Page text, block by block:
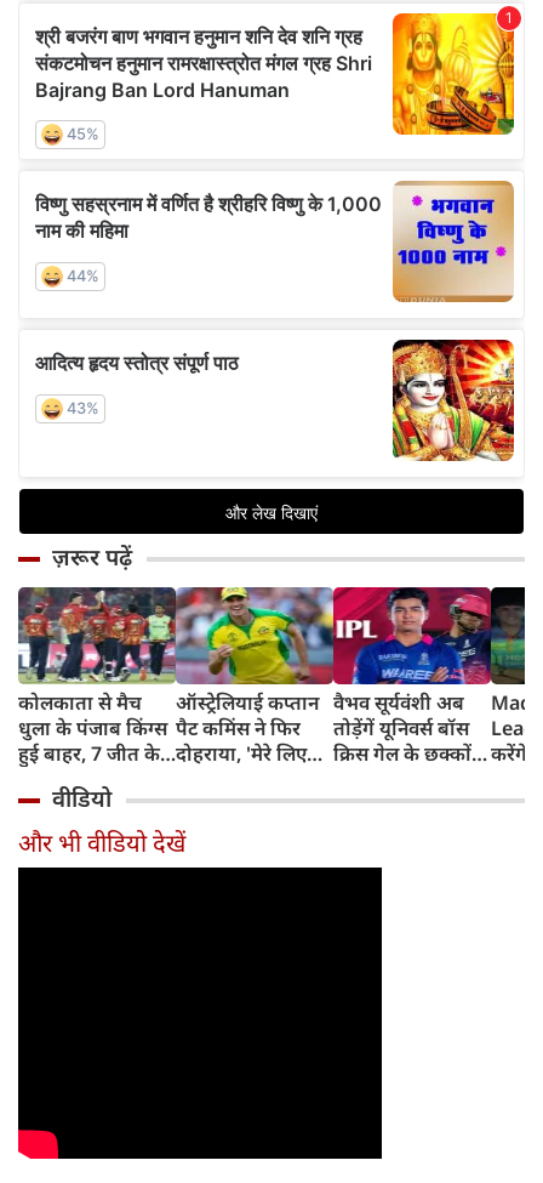
ज़रूर पढ़ें
कोलकाता से मैच
धुला के पंजाब किंग्स
हुई बाहर, 7 जीत के
ऑस्ट्रेलियाई कप्तान
पैट कमिंस ने फिर
दोहराया, 'मेरे लिए
वैभव सूर्यवंशी अब
तोड़ेंगें यूनिवर्स बॉस
क्रिस गेल के छक्कों
करेंगे
टीम में
वीडियो
और भी वीडियो देखें